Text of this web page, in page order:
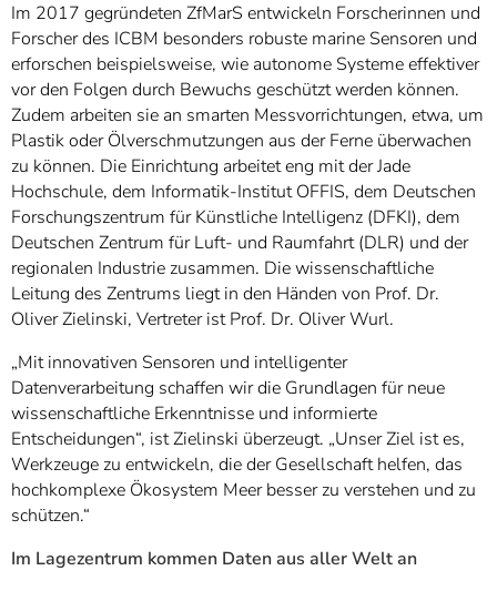
Im 2017 gegründeten ZfMarS entwickeln Forscherinnen und
Forscher des ICBM besonders robuste marine Sensoren und
erforschen beispielsweise, wie autonome Systeme effektiver
vor den Folgen durch Bewuchs geschützt werden können.
Zudem arbeiten sie an smarten Messvorrichtungen, etwa, um
Plastik oder Ölverschmutzungen aus der Ferne überwachen
zu können. Die Einrichtung arbeitet eng mit der Jade
Hochschule, dem Informatik-Institut OFFIS, dem Deutschen
Forschungszentrum für Künstliche Intelligenz (DFKI), dem
Deutschen Zentrum für Luft- und Raumfahrt (DLR) und der
regionalen Industrie zusammen. Die wissenschaftliche
Leitung des Zentrums liegt in den Händen von Prof. Dr.
Oliver Zielinski, Vertreter ist Prof. Dr. Oliver Wurl.
„Mit innovativen Sensoren und intelligenter
Datenverarbeitung schaffen wir die Grundlagen für neue
wissenschaftliche Erkenntnisse und informierte
Entscheidungen“, ist Zielinski überzeugt. „Unser Ziel ist es,
Werkzeuge zu entwickeln, die der Gesellschaft helfen, das
hochkomplexe Ökosystem Meer besser zu verstehen und zu
schützen.“
Im Lagezentrum kommen Daten aus aller Welt an